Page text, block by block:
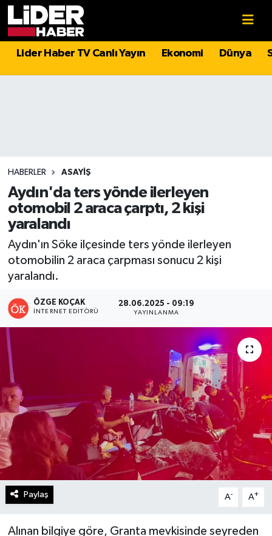
Lider Haber TV Canlı Yayın Ekonomi Dünya
HABERLER ASAYIŞ
Aydın'da ters yönde ilerleyen
otomobil 2 araca çarptı, 2 kişi
yaralandı
Aydın'ın Söke ilçesinde ters yönde ilerleyen
otomobilin 2 araca çarpması sonucu 2 kişi
yaralandı.
ÖZGE KOÇAK
İNTERNET EDITÖRÜ
28.06.2025 - 09:19
YAYINLANMA
Paylaş A- A+
Alınan bilgiye göre, Granta mevkisinde seyreden
Politika
Magazin
Spor
Sağlık
Teknoloji
Lider Haber TV Canlı Yayın izle
Hava Durumu
Süper Lig Puan Durumu ve Fikstür
Tüm Manşetler
Son Dakika Haberleri
Haber Arşivi